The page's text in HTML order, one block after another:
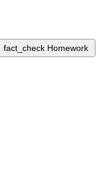
fact_check Homework